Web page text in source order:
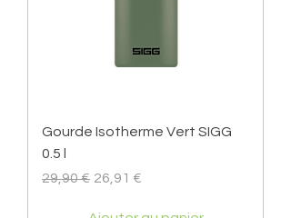
Gourde Isotherme Vert SIGG
0.5 l
Prix original
29,90 € Prix promotionnel
26,91 €